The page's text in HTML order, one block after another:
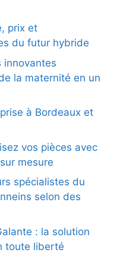
prix et
du futur hybride
innovantes
la maternité en un
à Bordeaux et
vos pièces avec
mesure
spécialistes du
selon des
: la solution
toute liberté